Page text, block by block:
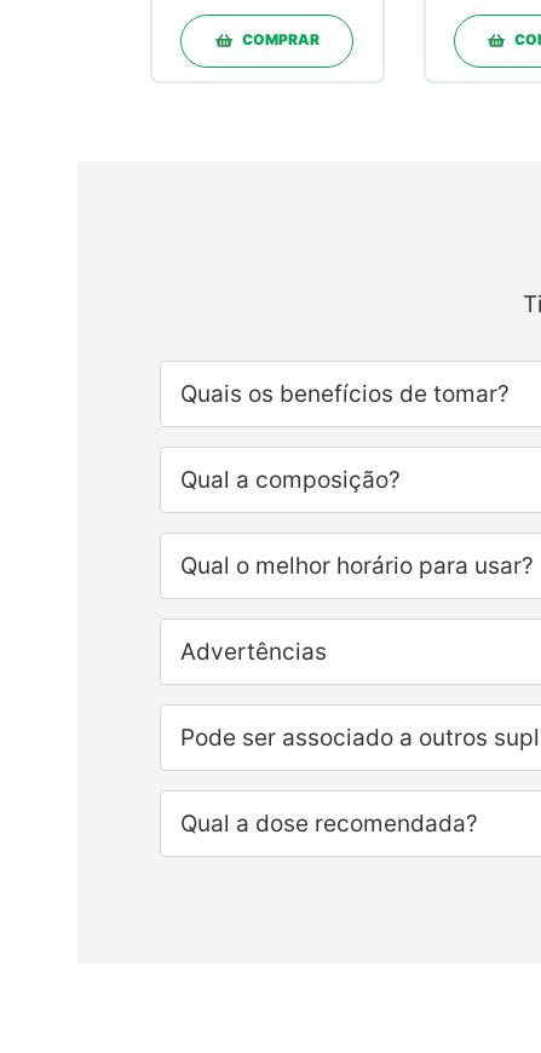
COMPRAR
Quais os benefícios de tomar?
Qual a composição?
Qual o melhor horário para usar?
Advertências
Pode ser associado a outros
Qual a dose recomendada?